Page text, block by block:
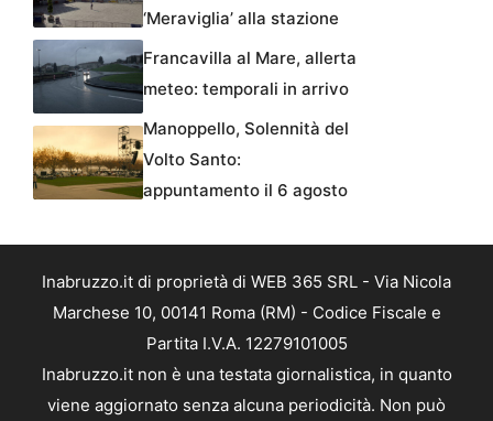
‘Meraviglia’ alla stazione
Francavilla al Mare, allerta
meteo: temporali in arrivo
Manoppello, Solennità del
Volto Santo:
appuntamento il 6 agosto
Inabruzzo.it di proprietà di WEB 365 SRL - Via Nicola
Marchese 10, 00141 Roma (RM) - Codice Fiscale e
Partita I.V.A. 12279101005
Inabruzzo.it non è una testata giornalistica, in quanto
viene aggiornato senza alcuna periodicità. Non può